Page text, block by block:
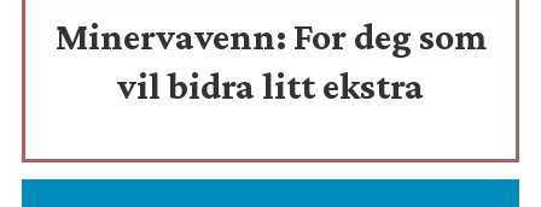
Minervavenn: For deg som
vil bidra litt ekstra